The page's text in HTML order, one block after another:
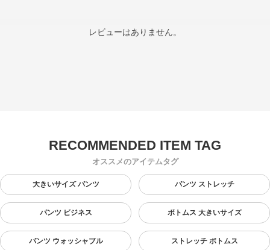
レビューはありません。
オススメのアイテムタグ
大きいサイズ パンツ パンツ ストレッチ
パンツ ビジネス ボトムス 大きいサイズ
パンツ ウォッシャブル ストレッチ ボトムス